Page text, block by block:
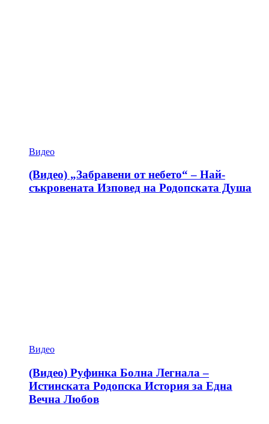
Видео
(Видео) „Забравени от небето“ – Най-
съкровената Изповед на Родопската Душа
Видео
(Видео) Руфинка Болна Легнала –
Истинската Родопска История за Една
Вечна Любов